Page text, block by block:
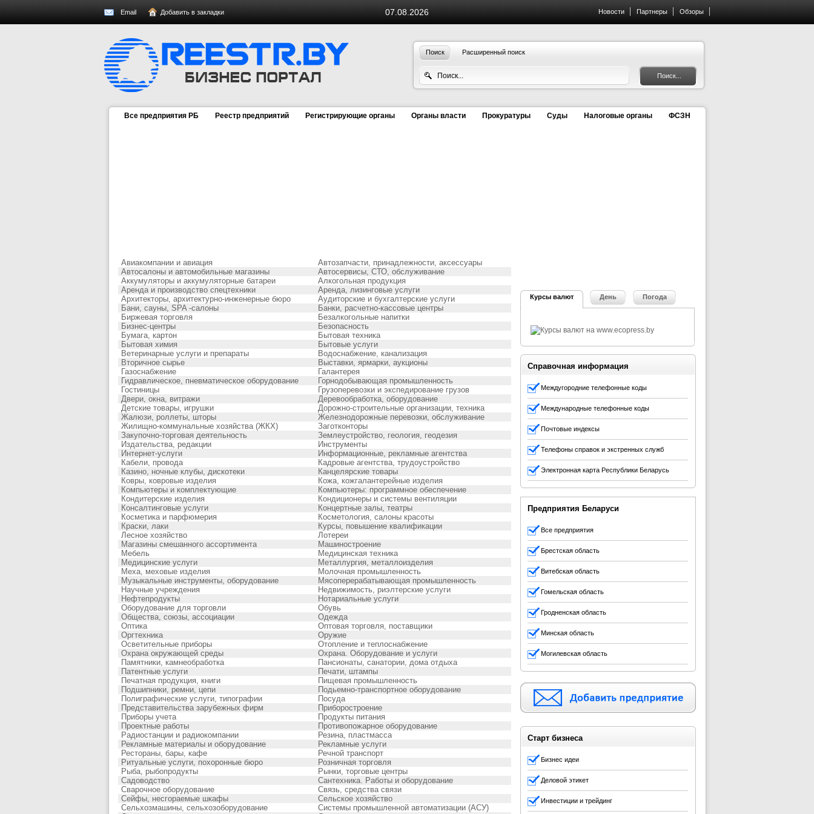
07.08.2026
Email Добавить в закладки Новости Партнеры Обзоры
Поиск Расширенный поиск
Все предприятия РБ Реестр предприятий Регистрирующие органы Органы власти Прокуратуры Суды Налоговые органы ФСЗН
Авиакомпании и авиация
Автозапчасти, принадлежности, аксессуары
Автосалоны и автомобильные магазины
Автосервисы, СТО, обслуживание
Аккумуляторы и аккумуляторные батареи
Алкогольная продукция
Аренда и производство спецтехники
Аренда, лизинговые услуги
Архитекторы, архитектурно-инженерные бюро
Аудиторские и бухгалтерские услуги
Бани, сауны, SPA -салоны
Банки, расчетно-кассовые центры
Биржевая торговля
Безалкогольные напитки
Бизнес-центры
Безопасность
Бумага, картон
Бытовая техника
Бытовая химия
Бытовые услуги
Ветеринарные услуги и препараты
Водоснабжение, канализация
Вторичное сырье
Выставки, ярмарки, аукционы
Газоснабжение
Галантерея
Гидравлическое, пневматическое оборудование
Горнодобывающая промышленность
Гостиницы
Грузоперевозки и экспедирование грузов
Двери, окна, витражи
Деревообработка, оборудование
Детские товары, игрушки
Дорожно-строительные организации, техника
Жалюзи, роллеты, шторы
Железнодорожные перевозки, обслуживание
Жилищно-коммунальные хозяйства (ЖКХ)
Заготконторы
Закупочно-торговая деятельность
Землеустройство, геология, геодезия
Издательства, редакции
Инструменты
Интернет-услуги
Информационные, рекламные агентства
Кабели, провода
Кадровые агентства, трудоустройство
Казино, ночные клубы, дискотеки
Канцелярские товары
Ковры, ковровые изделия
Кожа, кожгалантерейные изделия
Компьютеры и комплектующие
Компьютеры: программное обеспечение
Кондитерские изделия
Кондиционеры и системы вентиляции
Консалтинговые услуги
Концертные залы, театры
Косметика и парфюмерия
Косметология, салоны красоты
Краски, лаки
Курсы, повышение квалификации
Лесное хозяйство
Лотереи
Магазины смешанного ассортимента
Машиностроение
Мебель
Медицинская техника
Медицинские услуги
Металлургия, металлоизделия
Меха, меховые изделия
Молочная промышленность
Музыкальные инструменты, оборудование
Мясоперерабатывающая промышленность
Научные учреждения
Недвижимость, риэлтерские услуги
Нефтепродукты
Нотариальные услуги
Оборудование для торговли
Обувь
Общества, союзы, ассоциации
Одежда
Оптика
Оптовая торговля, поставщики
Оргтехника
Оружие
Осветительные приборы
Отопление и теплоснабжение
Охрана окружающей среды
Охрана. Оборудование и услуги
Памятники, камнеобработка
Пансионаты, санатории, дома отдыха
Патентные услуги
Печати, штампы
Печатная продукция, книги
Пищевая промышленность
Подшипники, ремни, цепи
Подьемно-транспортное оборудование
Полиграфические услуги, типографии
Посуда
Представительства зарубежных фирм
Приборостроение
Приборы учета
Продукты питания
Проектные работы
Противопожарное оборудование
Радиостанции и радиокомпании
Резина, пластмасса
Рекламные материалы и оборудование
Рекламные услуги
Рестораны, бары, кафе
Речной транспорт
Ритуальные услуги, похоронные бюро
Розничная торговля
Рыба, рыбопродукты
Рынки, торговые центры
Садоводство
Сантехника. Работы и оборудование
Сварочное оборудование
Связь, средства связи
Сейфы, несгораемые шкафы
Сельское хозяйство
Сельхозмашины, сельхозоборудование
Системы промышленной автоматизации (АСУ)
Курсы валют День Погода
Справочная информация
Междугородние телефонные коды
Международные телефонные коды
Почтовые индексы
Телефоны справок и экстренных служб
Электронная карта Республики Беларусь
Предприятия Беларуси
Все предприятия
Брестская область
Витебская область
Гомельская область
Гродненская область
Минская область
Могилевская область
Старт бизнеса
Бизнес идеи
Деловой этикет
Инвестиции и трейдинг